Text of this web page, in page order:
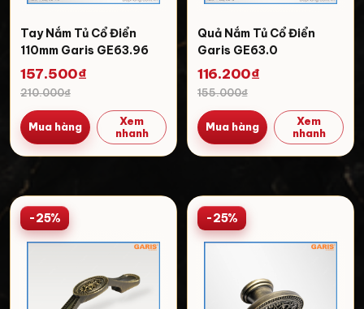
Tay Nắm Tủ Cổ Điển
110mm Garis GE63.96
157.500₫
210.000₫
Mua hàng
Xem
nhanh
Quả Nắm Tủ Cổ Điển
Garis GE63.0
116.200₫
155.000₫
Mua hàng
Xem
nhanh
-25% -25%